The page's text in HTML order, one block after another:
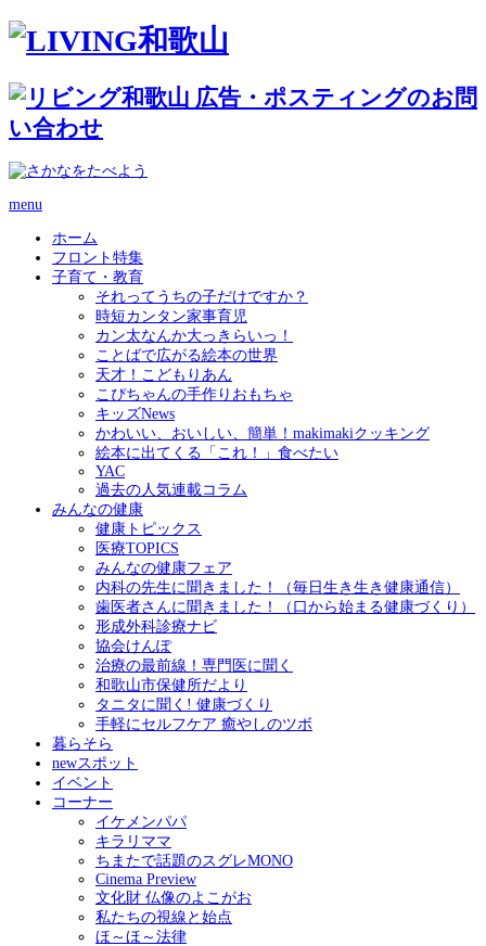
menu
ホーム
フロント特集
子育て・教育
それってうちの子だけですか？
時短カンタン家事育児
カン太なんか大っきらいっ！
ことばで広がる絵本の世界
天才！こどもりあん
こぴちゃんの手作りおもちゃ
キッズNews
かわいい、おいしい、簡単！makimakiクッキング
絵本に出てくる「これ！」食べたい
YAC
過去の人気連載コラム
みんなの健康
健康トピックス
医療TOPICS
みんなの健康フェア
内科の先生に聞きました！（毎日生き生き健康通信）
歯医者さんに聞きました！（口から始まる健康づくり）
形成外科診療ナビ
協会けんぽ
治療の最前線！専門医に聞く
和歌山市保健所だより
タニタに聞く! 健康づくり
手軽にセルフケア 癒やしのツボ
暮らそら
newスポット
イベント
コーナー
イケメンパパ
キラリママ
ちまたで話題のスグレMONO
Cinema Preview
文化財 仏像のよこがお
私たちの視線と始点
ほ～ほ～法律